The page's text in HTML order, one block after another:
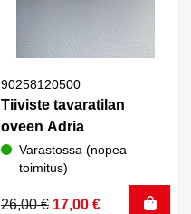
90258120500
Tiiviste tavaratilan
oveen Adria
Varastossa (nopea
toimitus)
26,00€
Alkuperäinen
17,00 €
Nykyinen